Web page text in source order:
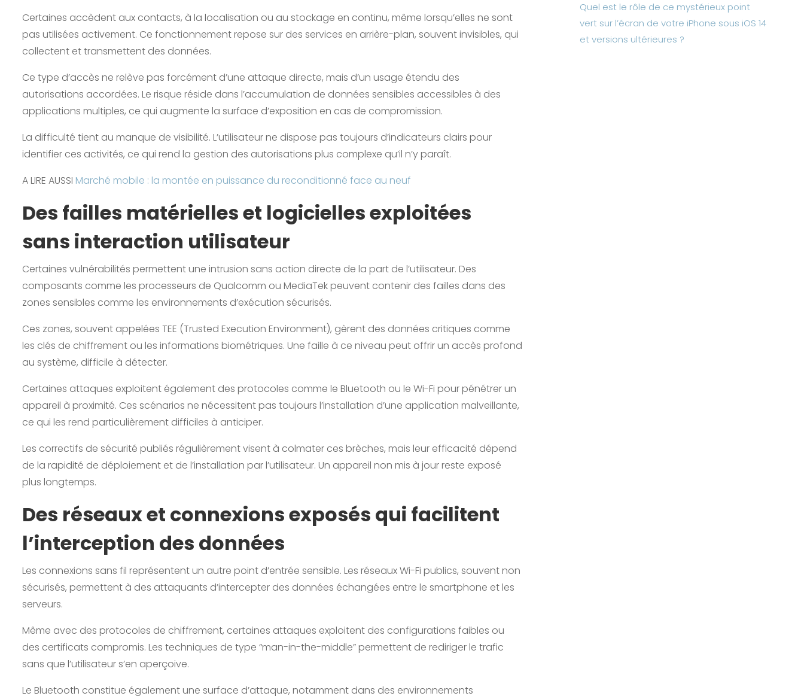
Certaines accèdent aux contacts, à la localisation ou au stockage en continu, même lorsqu’elles ne sont
pas utilisées activement. Ce fonctionnement repose sur des services en arrière-plan, souvent invisibles, qui
collectent et transmettent des données.
Ce type d’accès ne relève pas forcément d’une attaque directe, mais d’un usage étendu des
autorisations accordées. Le risque réside dans l’accumulation de données sensibles accessibles à des
applications multiples, ce qui augmente la surface d’exposition en cas de compromission.
La difficulté tient au manque de visibilité. L’utilisateur ne dispose pas toujours d’indicateurs clairs pour
identifier ces activités, ce qui rend la gestion des autorisations plus complexe qu’il n’y paraît.
A LIRE AUSSI Marché mobile : la montée en puissance du reconditionné face au neuf
Des failles matérielles et logicielles exploitées
sans interaction utilisateur
Certaines vulnérabilités permettent une intrusion sans action directe de la part de l’utilisateur. Des
composants comme les processeurs de Qualcomm ou MediaTek peuvent contenir des failles dans des
zones sensibles comme les environnements d’exécution sécurisés.
Ces zones, souvent appelées TEE (Trusted Execution Environment), gèrent des données critiques comme
les clés de chiffrement ou les informations biométriques. Une faille à ce niveau peut offrir un accès profond
au système, difficile à détecter.
Certaines attaques exploitent également des protocoles comme le Bluetooth ou le Wi-Fi pour pénétrer un
appareil à proximité. Ces scénarios ne nécessitent pas toujours l’installation d’une application malveillante,
ce qui les rend particulièrement difficiles à anticiper.
Les correctifs de sécurité publiés régulièrement visent à colmater ces brèches, mais leur efficacité dépend
de la rapidité de déploiement et de l’installation par l’utilisateur. Un appareil non mis à jour reste exposé
plus longtemps.
Des réseaux et connexions exposés qui facilitent
l’interception des données
Les connexions sans fil représentent un autre point d’entrée sensible. Les réseaux Wi-Fi publics, souvent non
sécurisés, permettent à des attaquants d’intercepter des données échangées entre le smartphone et les
serveurs.
Même avec des protocoles de chiffrement, certaines attaques exploitent des configurations faibles ou
des certificats compromis. Les techniques de type “man-in-the-middle” permettent de rediriger le trafic
sans que l’utilisateur s’en aperçoive.
Le Bluetooth constitue également une surface d’attaque, notamment dans des environnements
Quel est le rôle de ce mystérieux point
vert sur l’écran de votre iPhone sous iOS 14
et versions ultérieures ?